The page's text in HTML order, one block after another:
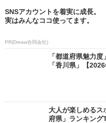
SNSアカウントを着実に成長。
実はみんなココ使ってます。
PR(Dreaw合同会社)
「都道府県魅力
「香川県」【
大人が楽しめるス
府県」ランキン